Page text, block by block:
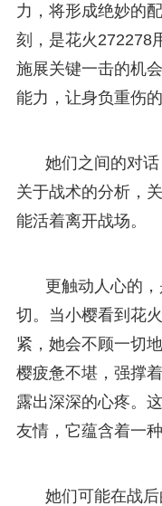
力，将形成绝妙的
刻，是花火272278
施展关键一击的机
能力，让身负重伤
她们之间的对
关于战术的分析，
能活着离开战场。
更触动人心的
切。当小樱看到花
紧，她会不顾一切
樱疲惫不堪，强撑
露出深深的心疼。
友情，它蕴含着一
她们可能在战